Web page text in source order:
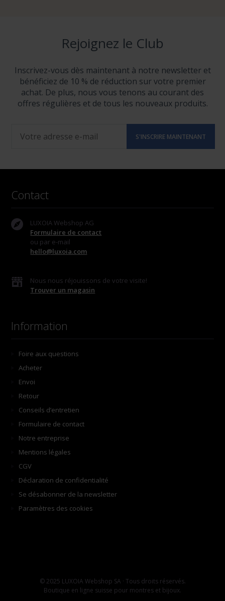
Rejoignez le Club
Inscrivez-vous dès maintenant à notre newsletter et
bénéficiez de 10 % de réduction sur votre premier
achat. De plus, nous vous tenons au courant des
offres régulières et de tous les nouveaux produits.
Contact
LUXOIA Webshop AG
Formulaire de contact
ou par e-mail
hello@luxoia.com
Nous nous réjouissons de votre visite!
Trouver un magasin
Information
Foire aux questions
Acheter
Envoi
Retour
Conseils d’entretien
Formulaire de contact
Notre entreprise
Mentions légales
CGV
Déclaration de confidentialité
Se désabonner de la newsletter
Paramètres des cookies
© 2025 LUXOIA Webshop SA · Tous droits réservés.
Boutique en ligne suisse pour montres et bijoux.